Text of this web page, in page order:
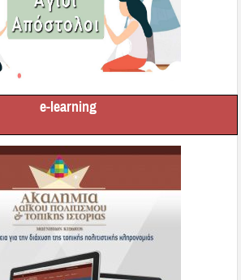
e-learning